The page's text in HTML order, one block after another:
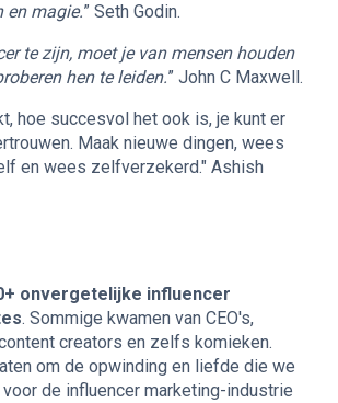
en magie.” Seth Godin.
te zijn, moet je van mensen houden
hen te leiden.” John C Maxwell.
hoe succesvol het ook is, je kunt er
Maak nieuwe dingen, wees
en wees zelfverzekerd." Ashish
onvergetelijke influencer
. Sommige kwamen van CEO's,
creators en zelfs komieken.
om de opwinding en liefde die we
de influencer marketing-industrie